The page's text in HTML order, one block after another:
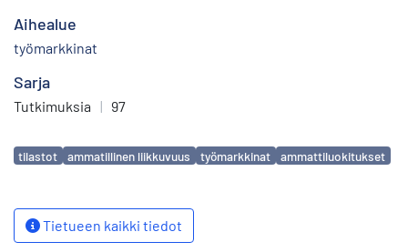
Aihealue
työmarkkinat
Sarja
Tutkimuksia | 97
Avainsanat
tilastot ammatillinen liikkuvuus työmarkkinat ammattiluokitukset
Tietueen kaikki tiedot